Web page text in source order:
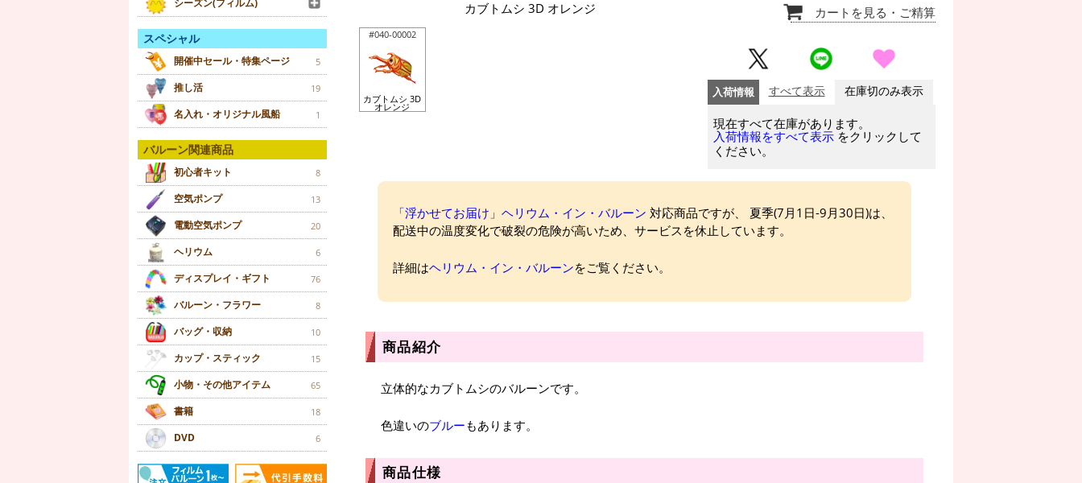
シーズン(フィルム)
スペシャル
開催中セール・特集ページ 5
推し活 19
名入れ・オリジナル風船 1
バルーン関連商品
初心者キット 8
空気ポンプ 13
電動空気ポンプ 20
ヘリウム 6
ディスプレイ・ギフト 76
バルーン・フラワー 8
バッグ・収納 10
カップ・スティック 15
小物・その他アイテム 65
書籍 18
DVD 6
カブトムシ 3D オレンジ
#040-00002
カブトムシ 3D
オレンジ
カートを見る ・ご精算
入荷情報 すべて表示 在庫切のみ表示
現在すべて在庫があります。
入荷情報をすべて表示 をクリックして
ください。
「浮かせてお届け」ヘリウム・イン・バルーン 対応商品ですが、 夏季(7月1日-9月30日)は、
配送中の温度変化で破裂の危険が高いため、サービスを休止しています。
詳細はヘリウム・イン・バルーンをご覧ください。
商品紹介
立体的なカブトムシのバルーンです。
色違いのブルーもあります。
商品仕様